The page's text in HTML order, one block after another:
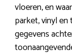
vloeren, en
parket, vinyl en
gegevens